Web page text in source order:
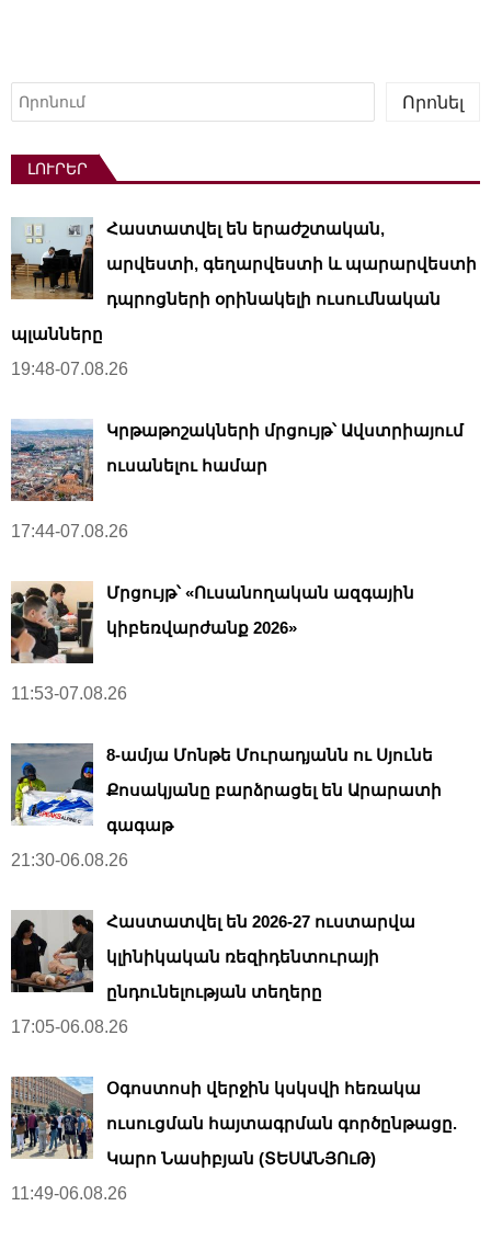
Որոնել
Որոնել
ԼՈՒՐԵՐ
Հաստատվել են երաժշտական,
արվեստի, գեղարվեստի և պարարվեստի
դպրոցների օրինակելի ուսումնական
պլանները
19:48-07.08.26
Կրթաթոշակների մրցույթ՝ Ավստրիայում
ուսանելու համար
17:44-07.08.26
Մրցույթ՝ «Ուսանողական ազգային
կիբեռվարժանք 2026»
11:53-07.08.26
8-ամյա Մոնթե Մուրադյանն ու Սյունե
Քոսակյանը բարձրացել են Արարատի
գագաթ
21:30-06.08.26
Հաստատվել են 2026-27 ուստարվա
կլինիկական ռեզիդենտուրայի
ընդունելության տեղերը
17:05-06.08.26
Օգոստոսի վերջին կսկսվի հեռակա
ուսուցման հայտագրման գործընթացը.
Կարո Նասիբյան (ՏԵՍԱՆՅՈւԹ)
11:49-06.08.26